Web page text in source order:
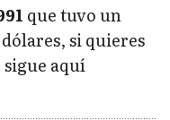
que tuvo un
si quieres
sigue aquí